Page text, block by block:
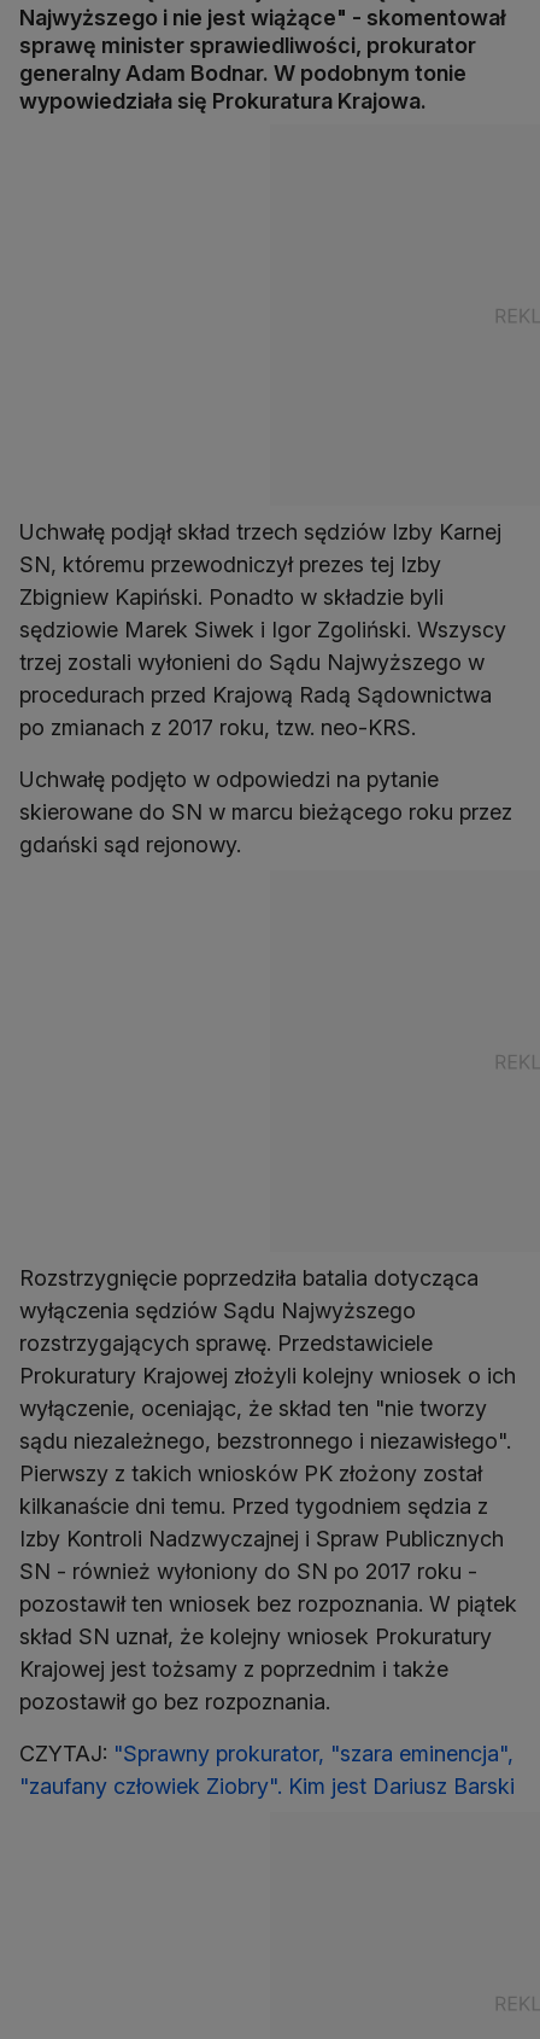
Najwyższego i nie jest wiążące" - skomentował
sprawę minister sprawiedliwości, prokurator
generalny Adam Bodnar. W podobnym tonie
wypowiedziała się Prokuratura Krajowa.
Uchwałę podjął skład trzech sędziów Izby Karnej
SN, któremu przewodniczył prezes tej Izby
Zbigniew Kapiński. Ponadto w składzie byli
sędziowie Marek Siwek i Igor Zgoliński. Wszyscy
trzej zostali wyłonieni do Sądu Najwyższego w
procedurach przed Krajową Radą Sądownictwa
po zmianach z 2017 roku, tzw. neo-KRS.
Uchwałę podjęto w odpowiedzi na pytanie
skierowane do SN w marcu bieżącego roku przez
gdański sąd rejonowy.
Rozstrzygnięcie poprzedziła batalia dotycząca
wyłączenia sędziów Sądu Najwyższego
rozstrzygających sprawę. Przedstawiciele
Prokuratury Krajowej złożyli kolejny wniosek o ich
wyłączenie, oceniając, że skład ten "nie tworzy
sądu niezależnego, bezstronnego i niezawisłego".
Pierwszy z takich wniosków PK złożony został
kilkanaście dni temu. Przed tygodniem sędzia z
Izby Kontroli Nadzwyczajnej i Spraw Publicznych
SN - również wyłoniony do SN po 2017 roku -
pozostawił ten wniosek bez rozpoznania. W piątek
skład SN uznał, że kolejny wniosek Prokuratury
Krajowej jest tożsamy z poprzednim i także
pozostawił go bez rozpoznania.
CZYTAJ: "Sprawny prokurator, "szara eminencja",
"zaufany człowiek Ziobry". Kim jest Dariusz Barski